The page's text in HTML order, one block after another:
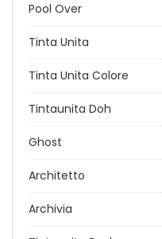
Pool Over
Tinta Unita
Tinta Unita Colore
Tintaunita Doh
Ghost
Architetto
Archivia